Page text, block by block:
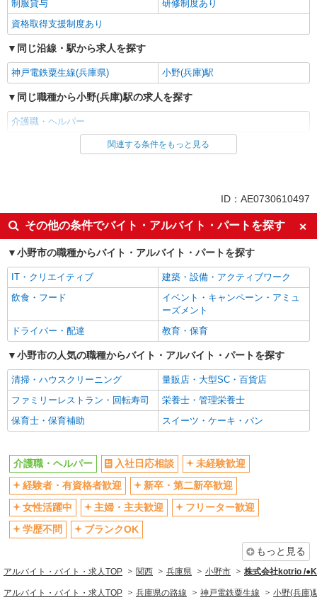
制服貸与
研修制度あり
資格取得支援制度あり
同じ沿線・駅から求人を探す
神戸電鉄粟生線(兵庫県) 小野(兵庫)駅
同じ職種から小野(兵庫)駅の求人を探す
介護職・ヘルパー
同じ雇用形態から小野(兵庫)駅の求人を探す
入社日応相談
未経験歓迎
経験者・有資格者歓迎
新卒・第二新卒歓迎
女性活躍中
主婦・主夫歓迎
フリーター歓迎
学歴不問
ブランクOK
ミドル（40代～）活躍中
エルダー（50代～）活躍中
シニア（60代～）活躍中
高収入・高額
ボーナス・賞与あり
昇給あり
完全週休2日制
フルタイム歓迎
禁煙・分煙
駅直結・駅チカ
車通勤OK
バイク通勤OK
自転車通勤OK
社会保険あり
産休・育休取得実績あり
退職金・財形貯蓄制度あり
各種手当（家族・役職・インセン
ティブなど）あり
制服貸与
研修制度あり
資格取得支援制度あり
医療・介護・福祉
関連する条件をもっと見る
ID：AE0730610497
その他の条件でバイト・アルバイト・パートを探す
小野市の職種からバイト・アルバイト・パートを探す
IT・クリエイティブ
建築・設備・アクティブワーク
飲食・フード
イベント・キャンペーン・アミュ
ーズメント
ドライバー・配達
教育・保育
小野市の人気の職種からバイト・アルバイト・パートを探す
清掃・ハウスクリーニング
量販店・大型SC・百貨店
ファミリーレストラン・回転寿司
栄養士・管理栄養士
保育士・保育補助
スイーツ・ケーキ・パン
介護職・ヘルパー 入社日応相談
未経験歓迎
経験者・有資格者歓迎
新卒・第二新卒歓迎
女性活躍中
主婦・主夫歓迎
フリーター歓迎
学歴不問
ブランクOK
もっと見る
アルバイト・バイト・求人TOP 関西 兵庫県 小野市 株式会社kotrio /
アルバイト・バイト・求人TOP 兵庫県の路線 神戸電鉄粟生線 小野(兵庫)